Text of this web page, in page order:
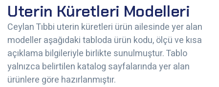
Uterin Küretleri Modelleri
Ceylan Tıbbi uterin küretleri ürün ailesinde yer alan
modeller aşağıdaki tabloda ürün kodu, ölçü ve kısa
açıklama bilgileriyle birlikte sunulmuştur. Tablo
yalnızca belirtilen katalog sayfalarında yer alan
ürünlere göre hazırlanmıştır.